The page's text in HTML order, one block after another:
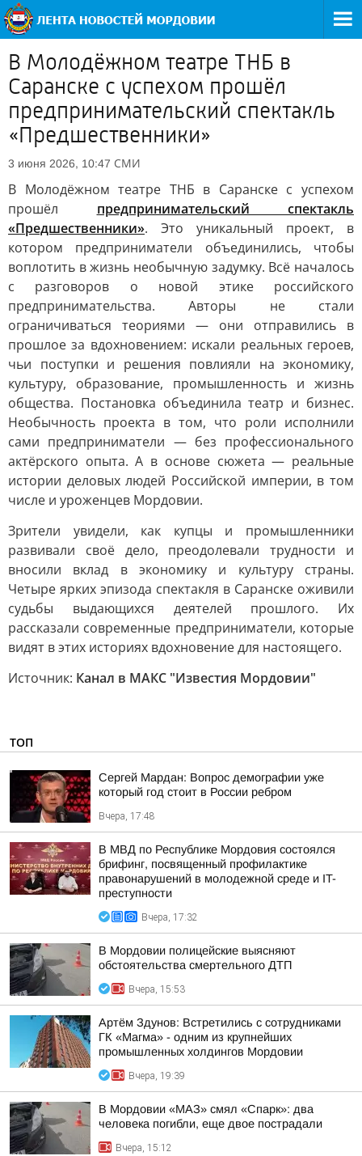
В Молодёжном театре ТНБ в
Саранске с успехом прошёл
предпринимательский спектакль
«Предшественники»
3 июня 2026, 10:47 СМИ
В Молодёжном театре ТНБ в Саранске с успехом
прошёл предпринимательский спектакль
«Предшественники». Это уникальный проект, в
котором предприниматели объединились, чтобы
воплотить в жизнь необычную задумку. Всё началось
с разговоров о новой этике российского
предпринимательства. Авторы не стали
ограничиваться теориями — они отправились в
прошлое за вдохновением: искали реальных героев,
чьи поступки и решения повлияли на экономику,
культуру, образование, промышленность и жизнь
общества. Постановка объединила театр и бизнес.
Необычность проекта в том, что роли исполнили
сами предприниматели — без профессионального
актёрского опыта. А в основе сюжета — реальные
истории деловых людей Российской империи, в том
числе и уроженцев Мордовии.
Зрители увидели, как купцы и промышленники
развивали своё дело, преодолевали трудности и
вносили вклад в экономику и культуру страны.
Четыре ярких эпизода спектакля в Саранске оживили
судьбы выдающихся деятелей прошлого. Их
рассказали современные предприниматели, которые
видят в этих историях вдохновение для настоящего.
Источник: Канал в МАКС "Известия Мордовии"
ТОП
Сергей Мардан: Вопрос демографии уже
который год стоит в России ребром
Вчера, 17:48
В МВД по Республике Мордовия состоялся
брифинг, посвященный профилактике
правонарушений в молодежной среде и IT-
преступности
Вчера, 17:32
В Мордовии полицейские выясняют
обстоятельства смертельного ДТП
Вчера, 15:53
Артём Здунов: Встретились с сотрудниками
ГК «Магма» - одним из крупнейших
промышленных холдингов Мордовии
Вчера, 19:39
В Мордовии «МАЗ» смял «Спарк»: два
человека погибли, еще двое пострадали
Вчера, 15:12